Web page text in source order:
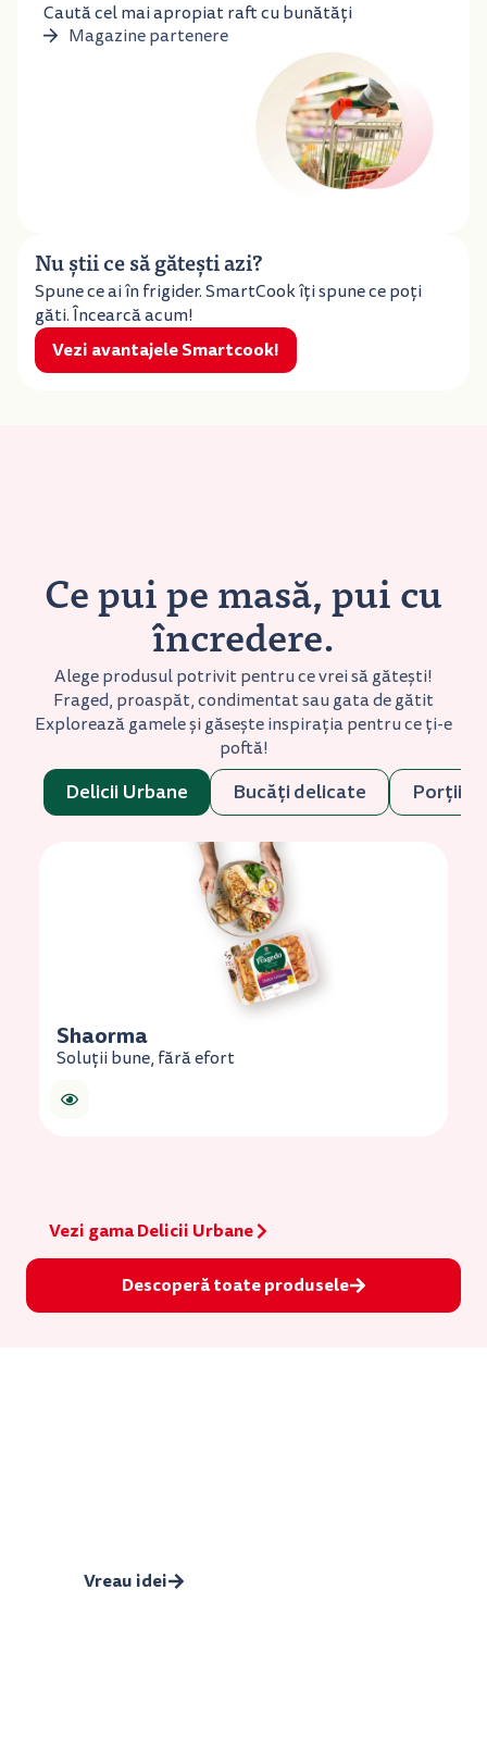
Caută cel mai apropiat raft cu bunătăți
Magazine partenere
Nu știi ce să gătești azi?
Spune ce ai în frigider. SmartCook îți spune ce poți
găti. Încearcă acum!
Vezi avantajele Smartcook!
Ce pui pe masă, pui cu
încredere.
Alege produsul potrivit pentru ce vrei să gătești!
Fraged, proaspăt, condimentat sau gata de gătit
Explorează gamele și găsește inspirația pentru ce ți-e
poftă!
Delicii Urbane Bucăți delicate Porții
Shaorma
Soluții bune, fără efort
Vezi gama Delicii Urbane
Descoperă toate produsele
Vreau idei